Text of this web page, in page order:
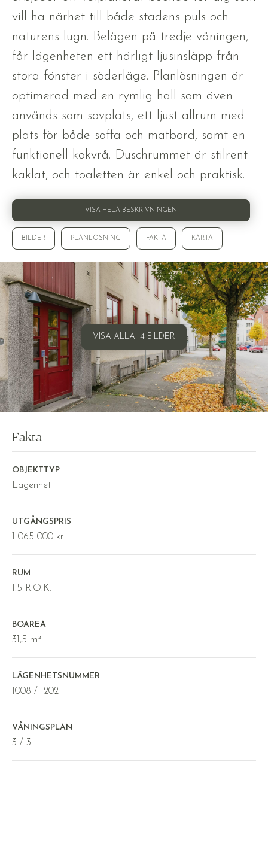
vill ha närhet till både stadens puls och
naturens lugn. Belägen på tredje våningen,
får lägenheten ett härligt ljusinsläpp från
stora fönster i söderläge. Planlösningen är
optimerad med en rymlig hall som även
används som sovplats, ett ljust allrum med
plats för både soffa och matbord, samt en
funktionell kokvrå. Duschrummet är stilrent
kaklat, och toaletten är enkel och praktisk.
VISA HELA BESKRIVNINGEN
BILDER PLANLÖSNING FAKTA KARTA
VISA ALLA 14 BILDER
Fakta
OBJEKTTYP
Lägenhet
UTGÅNGSPRIS
1 065 000 kr
RUM
1.5 R.O.K.
BOAREA
31,5 m²
LÄGENHETSNUMMER
1008 / 1202
VÅNINGSPLAN
3 / 3